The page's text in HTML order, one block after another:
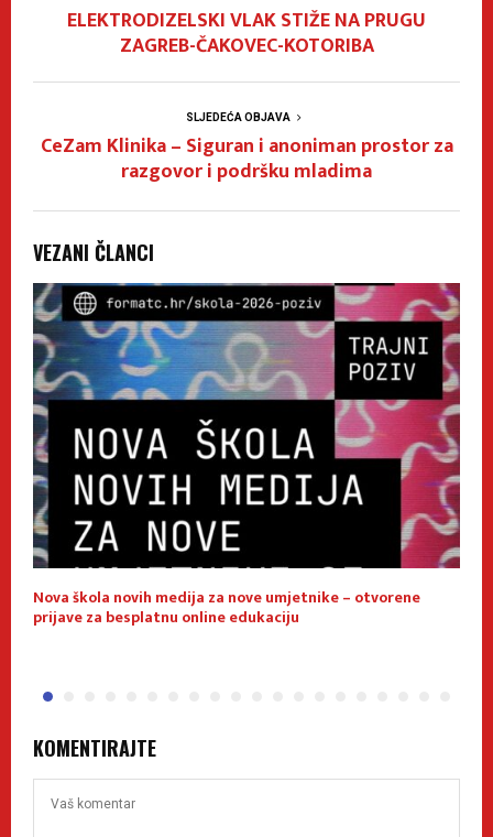
ELEKTRODIZELSKI VLAK STIŽE NA PRUGU
ZAGREB-ČAKOVEC-KOTORIBA
SLJEDEĆA OBJAVA
CeZam Klinika – Siguran i anoniman prostor za
razgovor i podršku mladima
VEZANI ČLANCI
Nova škola novih medija za nove umjetnike – otvorene
prijave za besplatnu online edukaciju
KOMENTIRAJTE